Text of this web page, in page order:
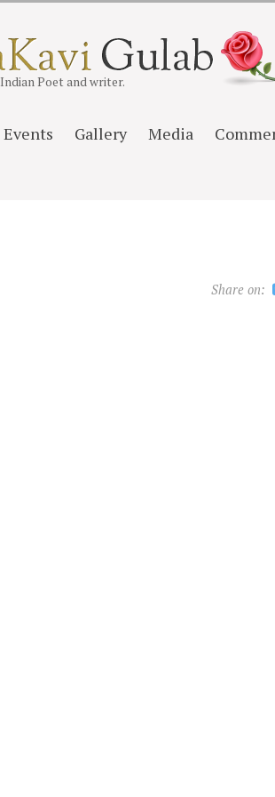
Indian Poet and writer.
Events Gallery Media
Share on: